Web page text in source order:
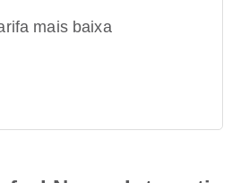
mais baixa